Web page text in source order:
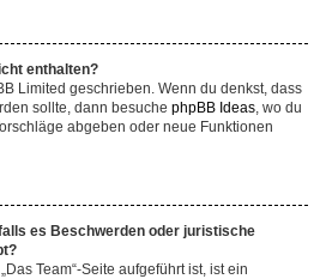
enthalten?
Limited geschrieben. Wenn du denkst, dass
sollte, dann besuche phpBB Ideas, wo du
abgeben oder neue Funktionen
es Beschwerden oder juristische
Team“-Seite aufgeführt ist, ist ein